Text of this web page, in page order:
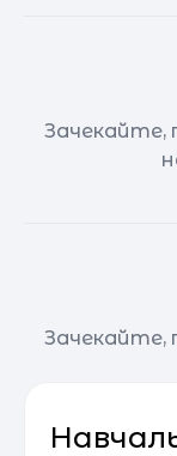
Зачекайте,
Зачекайте,